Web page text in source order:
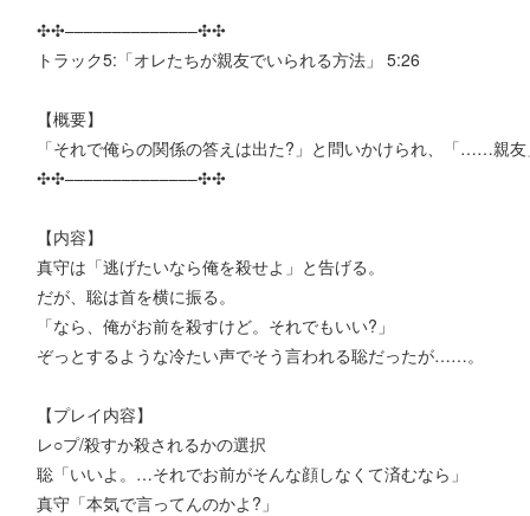
✣✣­­–­­–­­–­­–­­–­­–­­–­­–­­–­­–­­–­­–­­–­­–✣✣
トラック5:「オレたちが親友でいられる方法」 5:26
【概要】
「それで俺らの関係の答えは出た?」と問いかけられ、「……親
✣✣­­–­­–­­–­­–­­–­­–­­–­­–­­–­­–­­–­­–­­–­­–✣✣
【内容】
真守は「逃げたいなら俺を殺せよ」と告げる。
だが、聡は首を横に振る。
「なら、俺がお前を殺すけど。それでもいい?」
ぞっとするような冷たい声でそう言われる聡だったが……。
【プレイ内容】
レ○プ/殺すか殺されるかの選択
聡「いいよ。…それでお前がそんな顔しなくて済むなら」
真守「本気で言ってんのかよ?」